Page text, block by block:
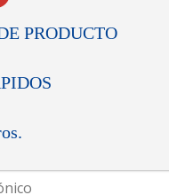
PRODUCTO